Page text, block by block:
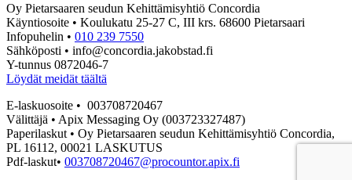
Oy Pietarsaaren seudun Kehittämisyhtiö Concordia
Käyntiosoite • Koulukatu 25-27 C, III krs. 68600 Pietarsaari
Infopuhelin • 010 239 7550
Sähköposti • info@concordia.jakobstad.fi
Y-tunnus 0872046-7
Löydät meidät täältä
E-laskuosoite • 003708720467
Välittäjä • Apix Messaging Oy (003723327487)
Paperilaskut • Oy Pietarsaaren seudun Kehittämisyhtiö Concordia,
PL 16112, 00021 LASKUTUS
Pdf-laskut• 003708720467@procountor.apix.fi